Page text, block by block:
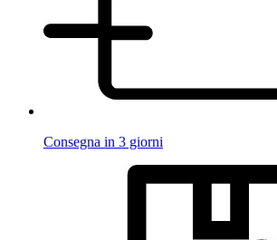
Consegna in 3 giorni